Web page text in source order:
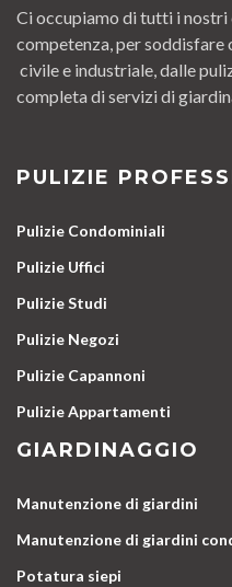
Ci occupiamo di tutti i nostri
competenza, per soddisfare
civile e industriale, dalle
completa di servizi di
PULIZIE
Pulizie Condominiali
Pulizie Uffici
Pulizie Studi
Pulizie Negozi
Pulizie Capannoni
Pulizie Appartamenti
GIARDINAGGIO
Manutenzione di giardini
Manutenzione di giardini
Potatura siepi